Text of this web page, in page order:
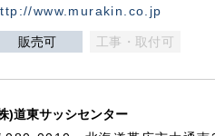
www.murakin.co.jp
販売可 工事・取付可
)道東サッシセンター